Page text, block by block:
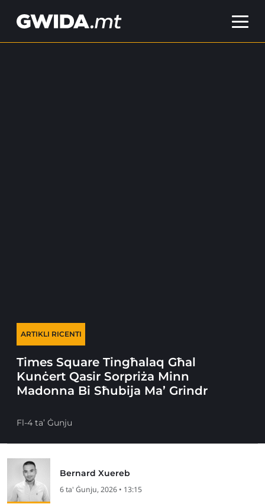
ARTIKLI RICENTI
Times Square Tingħalaq Għal
Kunċert Qasir Sorpriża Minn
Madonna Bi Sħubija Ma’ Grindr
Fl-4 ta’ Ġunju
Bernard Xuereb
6 ta' Ġunju, 2026 • 13:15